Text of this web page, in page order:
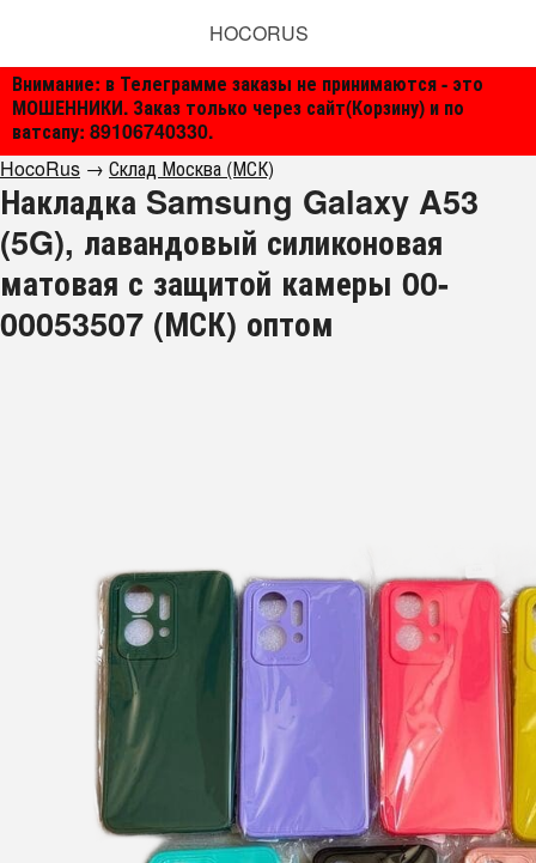
Внимание: в Телеграмме заказы не принимаются - это
МОШЕННИКИ. Заказ только через сайт(Корзину) и по
ватсапу: 89106740330.
HOCORUS
HocoRus → Склад Москва (МСК)
Накладка Samsung Galaxy A53
(5G), лавандовый силиконовая
матовая с защитой камеры 00-
00053507 (МСК) оптом